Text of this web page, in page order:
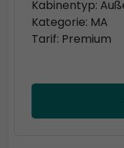
Kabinentyp:
Kategorie: MA
Tarif: Premium